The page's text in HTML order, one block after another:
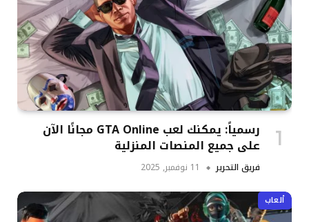
رسمياً: يمكنك لعب GTA Online مجانًا الآن
على جميع المنصات المنزلية
فريق التحرير 11 نوفمبر, 2025
ألعاب